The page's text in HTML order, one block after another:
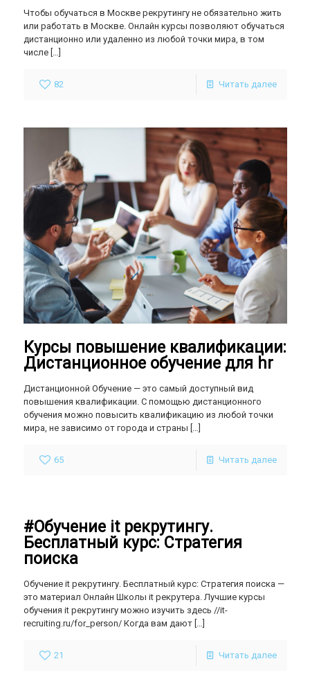
Чтобы обучаться в Москве рекрутингу не обязательно жить
или работать в Москве. Онлайн курсы позволяют обучаться
дистанционно или удаленно из любой точки мира, в том
числе[…]
82 Читать далее
Курсы повышение квалификации:
Дистанционное обучение для hr
Дистанционной Обучение — это самый доступный вид
повышения квалификации. С помощью дистанционного
обучения можно повысить квалификацию из любой точки
мира, не зависимо от города и страны […]
65 Читать далее
#Обучение it рекрутингу.
Бесплатный курс: Стратегия
поиска
Обучение it рекрутингу. Бесплатный курс: Стратегия поиска —
это материал Онлайн Школы it рекрутера. Лучшие курсы
обучения it рекрутингу можно изучить здесь //it-
recruiting.ru/for_person/ Когда вам дают[…]
21 Читать далее